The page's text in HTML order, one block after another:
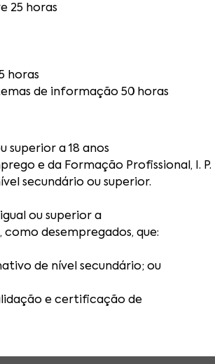
25 horas
horas
de informação 50 horas
superior a 18 anos
e da Formação Profissional, I. P.
secundário ou superior.
ou superior a
como desempregados, que:
de nível secundário; ou
e certificação de